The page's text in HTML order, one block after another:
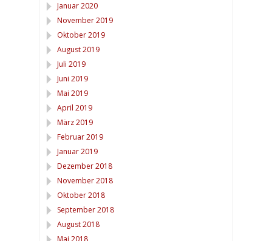
Januar 2020
November 2019
Oktober 2019
August 2019
Juli 2019
Juni 2019
Mai 2019
April 2019
März 2019
Februar 2019
Januar 2019
Dezember 2018
November 2018
Oktober 2018
September 2018
August 2018
Mai 2018